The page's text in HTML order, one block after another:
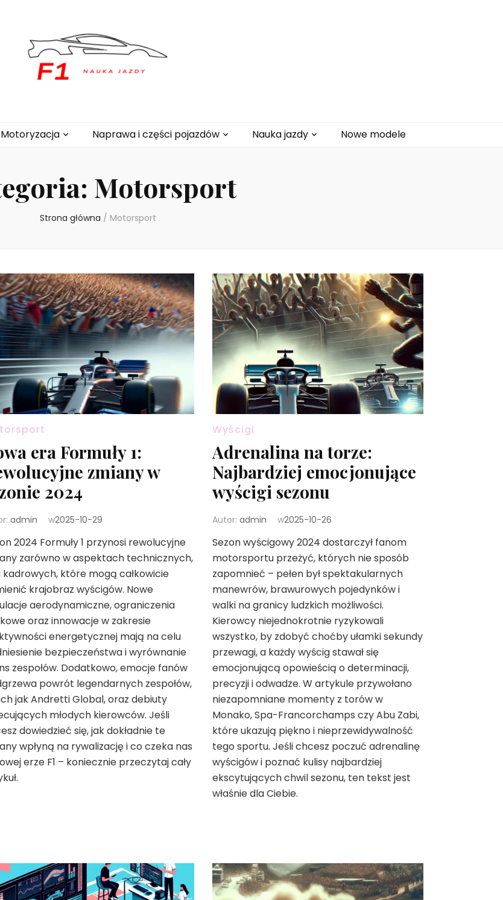
Motoryzacja Naprawa i części pojazdów Nauka jazdy Nowe modele
Motorsport
Strona główna / Motorsport
era Formuły 1:
zmiany w
2024
admin w2025-10-29
2024 Formuły 1 przynosi rewolucyjne
zarówno w aspektach technicznych,
kadrowych, które mogą całkowicie
krajobraz wyścigów. Nowe
aerodynamiczne, ograniczenia
oraz innowacje w zakresie
energetycznej mają na celu
bezpieczeństwa i wyrównanie
zespołów. Dodatkowo, emocje fanów
powrót legendarnych zespołów,
jak Andretti Global, oraz debiuty
młodych kierowców. Jeśli
dowiedzieć się, jak dokładnie te
wpłyną na rywalizację i co czeka nas
erze F1 – koniecznie przeczytaj cały
Wyścigi
Adrenalina na torze:
Najbardziej emocjonujące
wyścigi sezonu
Autor: admin w2025-10-26
Sezon wyścigowy 2024 dostarczył fanom
motorsportu przeżyć, których nie sposób
zapomnieć – pełen był spektakularnych
manewrów, brawurowych pojedynków i
walki na granicy ludzkich możliwości.
Kierowcy niejednokrotnie ryzykowali
wszystko, by zdobyć choćby ułamki sekundy
przewagi, a każdy wyścig stawał się
emocjonującą opowieścią o determinacji,
precyzji i odwadze. W artykule przywołano
niezapomniane momenty z torów w
Monako, Spa-Francorchamps czy Abu Zabi,
które ukazują piękno i nieprzewidywalność
tego sportu. Jeśli chcesz poczuć adrenalinę
wyścigów i poznać kulisy najbardziej
ekscytujących chwil sezonu, ten tekst jest
właśnie dla Ciebie.